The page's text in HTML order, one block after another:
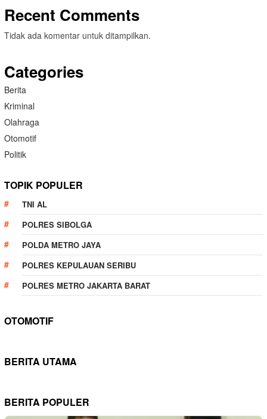
Recent Comments
Tidak ada komentar untuk ditampilkan.
Categories
Berita
Kriminal
Olahraga
Otomotif
Politik
TOPIK POPULER
TNI AL
POLRES SIBOLGA
POLDA METRO JAYA
POLRES KEPULAUAN SERIBU
POLRES METRO JAKARTA BARAT
OTOMOTIF
BERITA UTAMA
BERITA POPULER